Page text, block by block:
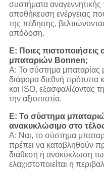
συστήματα
αποθήκευση ενέργειας
της πέδησης,
απόδοση.
Ε: Ποιες
μπαταριών Bonnen;
Α: Το σύστημα μπαταρίας
διάφορα διεθνή πρότυπα
και ISO, εξασφαλίζοντας
την αξιοπιστία.
Ε: Το σύστημα
ανακυκλώσιμο στο
Α: Ναι, το σύστημα
πρέπει να καταβληθούν
διάθεση ή ανακύκλωση
ελαχιστοποιείται η